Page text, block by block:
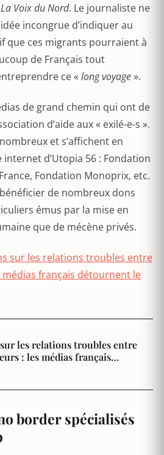
La Voix du Nord. Le journaliste ne
incongrue d’indiquer au
que ces migrants pourraient à
de Français tout
ce « long voyage».
de grand chemin qui ont de
d’aide aux « exilé-e-s ».
et s’affichent en
d’Utopia 56 : Fondation
Fondation Monoprix, etc.
de nombreux dons
émus par la mise en
que de mécène privés.
sur les relations troubles entre
médias français détournent le
les relations troubles entre
: les médias français
border spécialisés